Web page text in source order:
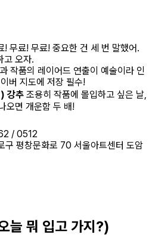
! 무료! 무료! 중요한 건 세 번 말했어.
고 오자.
작품의 레이어드 연출이 예술이라 인
버 지도에 저장 필수!
강추 조용히 작품에 몰입하고 싶은 날,
오면 개운함 두 배!
/ 0512
구 평창문화로 70 서울아트센터 도암
늘 뭐 입고 가지?)